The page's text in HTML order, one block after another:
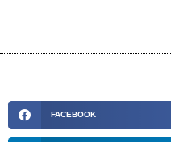
FACEBOOK